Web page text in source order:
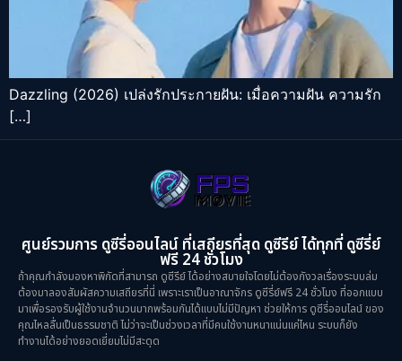
Dazzling (2026) เปล่งรักประกายฝัน: เมื่อความฝัน ความรัก
[…]
ศูนย์รวมการ ดูซีรี่ออนไลน์ ที่เสถียรที่สุด ดูซีรีย์ ได้ทุกที่ ดูซีรี่ย์
ฟรี 24 ชั่วโมง
ถ้าคุณกำลังมองหาพิกัดที่สามารถ ดูซีรีย์ ได้อย่างสบายใจโดยไม่ต้องกังวลเรื่องระบบล่ม
ต้องมาลองสัมผัสความเสถียรที่นี่ เพราะเราเป็นอาณาจักร ดูซีรี่ย์ฟรี 24 ชั่วโมง ที่ออกแบบ
มาเพื่อรองรับผู้ใช้งานจำนวนมากพร้อมกันได้แบบไม่มีปัญหา ช่วยให้การ ดูซีรี่ออนไลน์ ของ
คุณไหลลื่นเป็นธรรมชาติ ไม่ว่าจะเป็นช่วงเวลาที่มีคนใช้งานหนาแน่นแค่ไหน ระบบก็ยัง
ทำงานได้อย่างยอดเยี่ยมไม่มีสะดุด